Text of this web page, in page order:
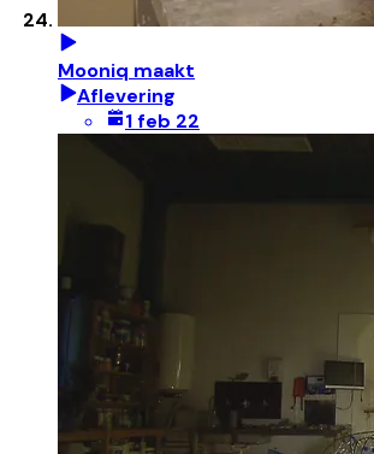
Mooniq maakt
Aflevering
1 feb 22